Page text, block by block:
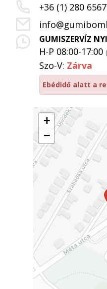
+
−
+36 (1) 280 6567
GUMISZERVÍZ
H-P 08:00-17:00
Szo-V: Zárva
Ebédidő alatt a